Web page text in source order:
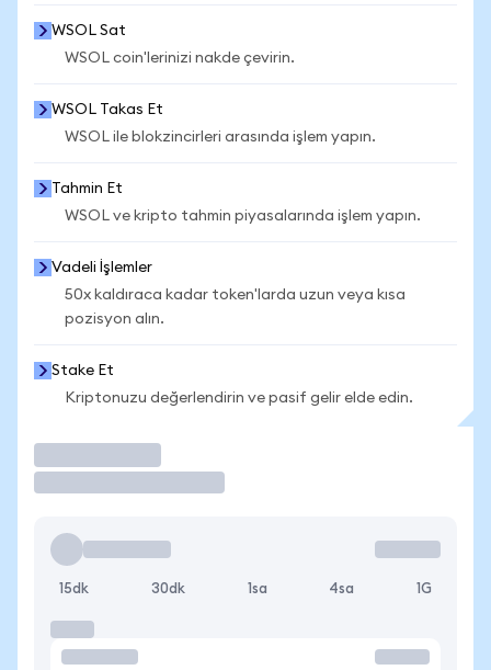
WSOL Sat
WSOL coin'lerinizi nakde çevirin.
WSOL Takas Et
WSOL ile blokzincirleri arasında işlem yapın.
Tahmin Et
WSOL ve kripto tahmin piyasalarında işlem yapın.
Vadeli İşlemler
50x kaldıraca kadar token'larda uzun veya kısa
pozisyon alın.
Stake Et
Kriptonuzu değerlendirin ve pasif gelir elde edin.
15dk 30dk 1sa 4sa 1G